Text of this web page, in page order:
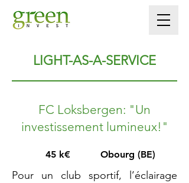
LIGHT-AS-A-SERVICE
45 k€ Obourg (BE)
FC Loksbergen: "Un
investissement lumineux!"
Pour un club sportif, l’éclairage